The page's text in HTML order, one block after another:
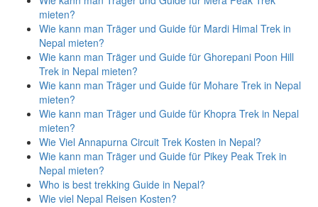
mieten?
Wie kann man Träger und Guide für Mardi Himal Trek in
Nepal mieten?
Wie kann man Träger und Guide für Ghorepani Poon Hill
Trek in Nepal mieten?
Wie kann man Träger und Guide für Mohare Trek in Nepal
mieten?
Wie kann man Träger und Guide für Khopra Trek in Nepal
mieten?
Wie Viel Annapurna Circuit Trek Kosten in Nepal?
Wie kann man Träger und Guide für Pikey Peak Trek in
Nepal mieten?
Who is best trekking Guide in Nepal?
Wie viel Nepal Reisen Kosten?